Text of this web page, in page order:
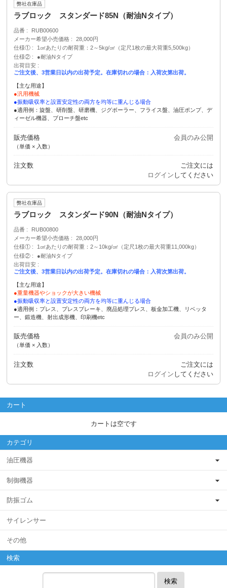
弊社在庫品
ラブロック スタンダード85N（耐油Nタイプ）
品番
RUB00600
メーカー希望小売価格
28,000円
仕様①
1㎠あたりの耐荷重：2～5kg/㎠（定尺1枚の最大荷重5,500kg）
仕様②
●耐油Nタイプ
出荷目安
ご注文後、3営業日以内の出荷予定。在庫切れの場合：入荷次第出荷。
【主な用途】
●汎用機械
●振動吸収率と設置安定性の両方を均等に重んじる場合
●適用例：旋盤、研削盤、研磨機、ジグボーラー、フライス盤、油圧ポンプ、デ
ィーゼル機器、ブローチ盤etc
販売価格
（単価 × 入数）
会員のみ公開
注文数
ご注文には
ログイン してください
弊社在庫品
ラブロック スタンダード90N（耐油Nタイプ）
品番
RUB00800
メーカー希望小売価格
28,000円
仕様①
1㎠あたりの耐荷重：2～10kg/㎠（定尺1枚の最大荷重11,000kg）
仕様②
●耐油Nタイプ
出荷目安
ご注文後、3営業日以内の出荷予定。在庫切れの場合：入荷次第出荷。
【主な用途】
●重量機器やショックが大きい機械
●振動吸収率と設置安定性の両方を均等に重んじる場合
●適用例：プレス、プレスブレーキ、廃品処理プレス、板金加工機、リベッタ
ー、鍛造機、射出成形機、印刷機etc
販売価格
（単価 × 入数）
会員のみ公開
注文数
ご注文には
ログイン してください
カート
カートは空です
カテゴリ
油圧機器
制御機器
防振ゴム
サイレンサー
その他
検索
検索